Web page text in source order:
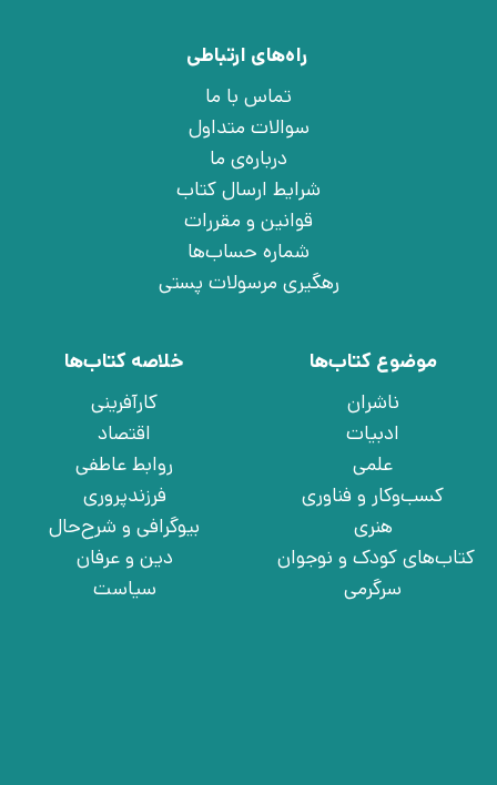
راه‌های ارتباطی
تماس با ما
سوالات متداول
درباره‌ی ما
شرایط ارسال کتاب
قوانین و مقررات
شماره حساب‌ها
رهگیری مرسولات پستی
موضوع کتاب‌ها
ناشران
ادبیات
علمی
کسب‌وکار و فناوری
هنری
کتاب‌های کودک و نوجوان
سرگرمی
خلاصه کتاب‌ها
کارآفرینی
اقتصاد
روابط عاطفی
فرزندپروری
بیوگرافی و شرح‌حال
دین و عرفان
سیاست